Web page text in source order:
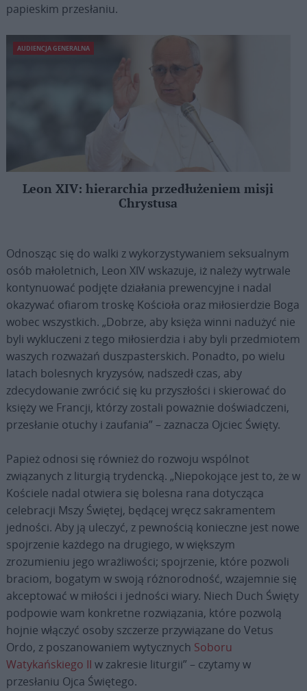
papieskim przesłaniu.
AUDIENCJA GENERALNA
Leon XIV: hierarchia przedłużeniem misji
Chrystusa
Odnosząc się do walki z wykorzystywaniem seksualnym
osób małoletnich, Leon XIV wskazuje, iż należy wytrwale
kontynuować podjęte działania prewencyjne i nadal
okazywać ofiarom troskę Kościoła oraz miłosierdzie Boga
wobec wszystkich. „Dobrze, aby księża winni nadużyć nie
byli wykluczeni z tego miłosierdzia i aby byli przedmiotem
waszych rozważań duszpasterskich. Ponadto, po wielu
latach bolesnych kryzysów, nadszedł czas, aby
zdecydowanie zwrócić się ku przyszłości i skierować do
księży we Francji, którzy zostali poważnie doświadczeni,
przesłanie otuchy i zaufania” – zaznacza Ojciec Święty.
Papież odnosi się również do rozwoju wspólnot
związanych z liturgią trydencką. „Niepokojące jest to, że w
Kościele nadal otwiera się bolesna rana dotycząca
celebracji Mszy Świętej, będącej wręcz sakramentem
jedności. Aby ją uleczyć, z pewnością konieczne jest nowe
spojrzenie każdego na drugiego, w większym
zrozumieniu jego wrażliwości; spojrzenie, które pozwoli
braciom, bogatym w swoją różnorodność, wzajemnie się
akceptować w miłości i jedności wiary. Niech Duch Święty
podpowie wam konkretne rozwiązania, które pozwolą
hojnie włączyć osoby szczerze przywiązane do Vetus
Ordo, z poszanowaniem wytycznych Soboru
Watykańskiego II w zakresie liturgii” – czytamy w
przesłaniu Ojca Świętego.